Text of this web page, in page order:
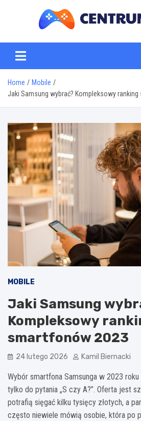
Home
Mobile
Jaki Samsung wybrać? Kompleksowy
MOBILE
Jaki Samsung
Kompleksowy
smartfonów 2023
24 lutego 2026 Kamil Biernacki
Wybór smartfona Samsunga w 2023
tylko do pytania „S czy A?”. Oferta jest
potrafią sięgać kilku tysięcy złotych, a
często niewiele mówią osobie, która po